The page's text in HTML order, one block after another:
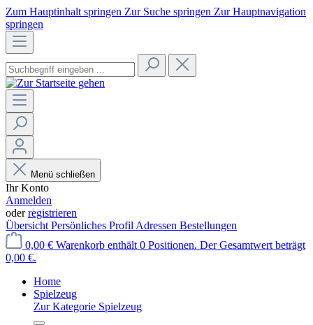
Zum Hauptinhalt springen Zur Suche springen Zur Hauptnavigation
springen
Menü schließen
Ihr Konto
Anmelden
oderregistrieren
Übersicht Persönliches Profil Adressen Bestellungen
0,00 € Warenkorb enthält 0 Positionen. Der Gesamtwert beträgt
0,00 €.
Home
Spielzeug
Zur Kategorie Spielzeug